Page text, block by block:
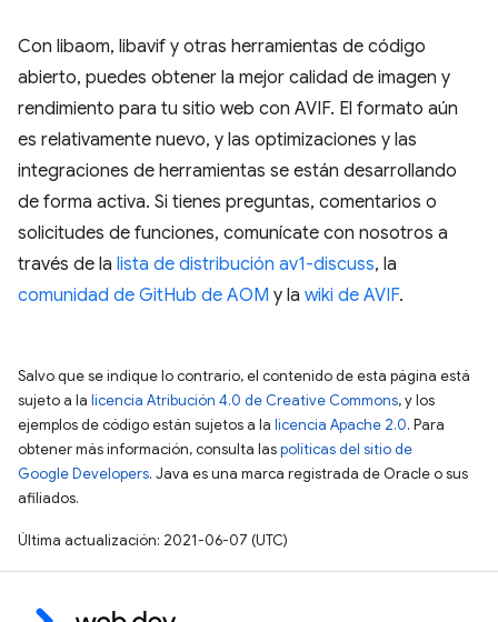
Con libaom, libavif y otras herramientas de código
abierto, puedes obtener la mejor calidad de imagen y
rendimiento para tu sitio web con AVIF. El formato aún
es relativamente nuevo, y las optimizaciones y las
integraciones de herramientas se están desarrollando
de forma activa. Si tienes preguntas, comentarios o
solicitudes de funciones, comunícate con nosotros a
través de la lista de distribución av1-discuss, la
comunidad de GitHub de AOM y la wiki de AVIF.
Salvo que se indique lo contrario, el contenido de esta página está
sujeto a la licencia Atribución 4.0 de Creative Commons, y los
ejemplos de código están sujetos a la licencia Apache 2.0. Para
obtener más información, consulta laspolíticas del sitio de
Google Developers. Java es una marca registrada de Oracle o sus
afiliados.
Última actualización: 2021-06-07 (UTC)